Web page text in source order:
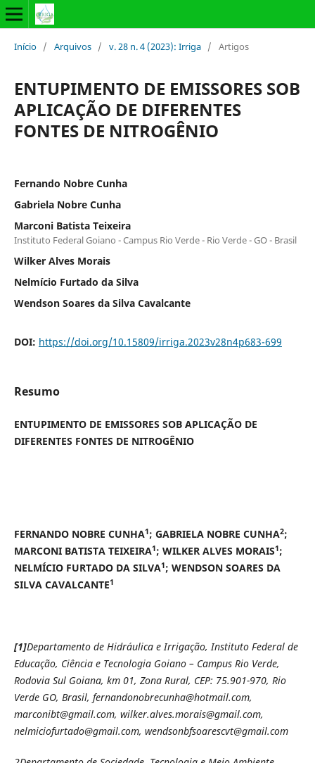
Início / Arquivos / v. 28 n. 4 (2023): Irriga / Artigos
ENTUPIMENTO DE EMISSORES SOB
APLICAÇÃO DE DIFERENTES
FONTES DE NITROGÊNIO
Fernando Nobre Cunha
Gabriela Nobre Cunha
Marconi Batista Teixeira
Instituto Federal Goiano - Campus Rio Verde - Rio Verde - GO - Brasil
Wilker Alves Morais
Nelmício Furtado da Silva
Wendson Soares da Silva Cavalcante
DOI: https://doi.org/10.15809/irriga.2023v28n4p683-699
Resumo
ENTUPIMENTO DE EMISSORES SOB APLICAÇÃO DE
DIFERENTES FONTES DE NITROGÊNIO
FERNANDO NOBRE CUNHA1; GABRIELA NOBRE CUNHA2;
MARCONI BATISTA TEIXEIRA1; WILKER ALVES MORAIS1;
NELMÍCIO FURTADO DA SILVA1; WENDSON SOARES DA
SILVA CAVALCANTE1
[1]Departamento de Hidráulica e Irrigação, Instituto Federal de
Educação, Ciência e Tecnologia Goiano – Campus Rio Verde,
Rodovia Sul Goiana, km 01, Zona Rural, CEP: 75.901-970, Rio
Verde GO, Brasil, fernandonobrecunha@hotmail.com,
marconibt@gmail.com, wilker.alves.morais@gmail.com,
nelmiciofurtado@gmail.com, wendsonbfsoarescvt@gmail.com